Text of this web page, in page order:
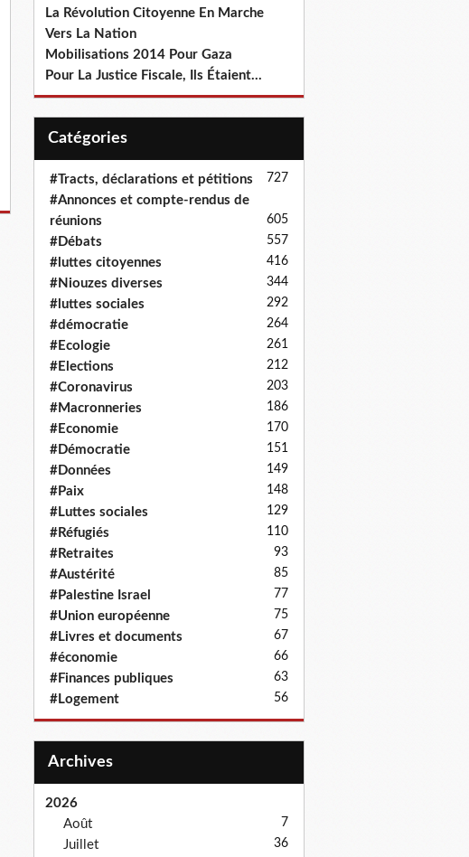
La Révolution Citoyenne En Marche
Vers La Nation
Mobilisations 2014 Pour Gaza
Pour La Justice Fiscale, Ils Étaient...
Catégories
#Tracts, déclarations et pétitions 727
#Annonces et compte-rendus de
réunions
605
#Débats 557
#luttes citoyennes 416
#Niouzes diverses 344
#luttes sociales 292
#démocratie 264
#Ecologie 261
#Elections 212
#Coronavirus 203
#Macronneries 186
#Economie 170
#Démocratie 151
#Données 149
#Paix 148
#Luttes sociales 129
#Réfugiés 110
#Retraites 93
#Austérité 85
#Palestine Israel 77
#Union européenne 75
#Livres et documents 67
#économie 66
#Finances publiques 63
#Logement 56
Archives
2026
Août
7
Juillet 36